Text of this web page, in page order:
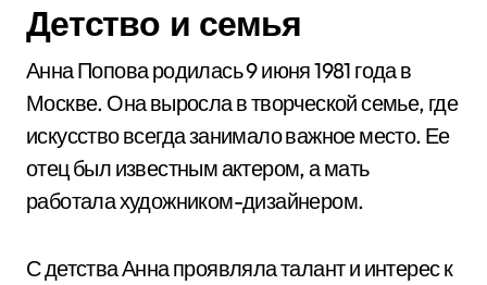
Детство и семья
Анна Попова родилась 9 июня 1981 года в
Москве. Она выросла в творческой семье, где
искусство всегда занимало важное место. Ее
отец был известным актером, а мать
работала художником-дизайнером.
С детства Анна проявляла талант и интерес к